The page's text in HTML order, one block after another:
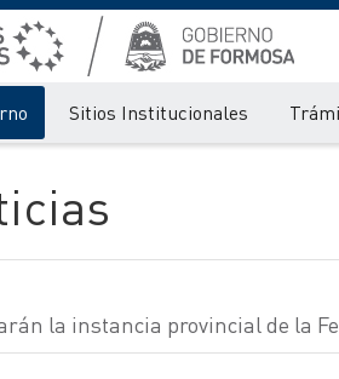
Sitios Institucionales
la instancia provincial de la